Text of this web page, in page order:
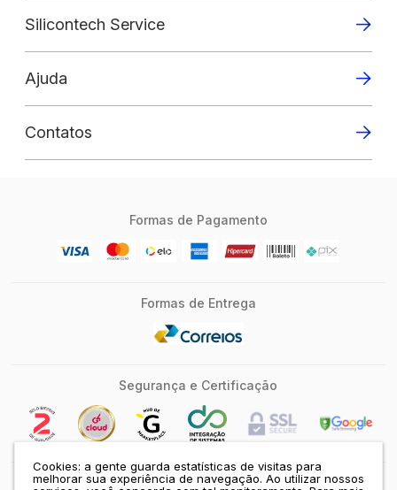
Cookies: a gente guarda estatísticas de visitas para
melhorar sua experiência de navegação. Ao utilizar nossos
Silicontech Service
Ajuda
Contatos
Formas de Pagamento
Formas de Entrega
Segurança e Certificação